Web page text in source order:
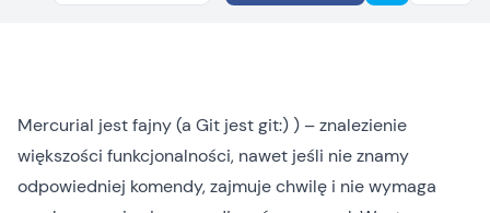
Mercurial jest fajny (a Git jest git:) ) – znalezienie
większości funkcjonalności, nawet jeśli nie znamy
odpowiedniej komendy, zajmuje chwilę i nie wymaga